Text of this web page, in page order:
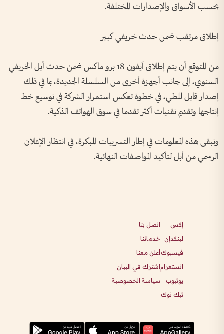
بحسب الأسواق والإصدارات المختلفة.
إطلاق مرتقب ضمن حدث خريفي كبير
من المتوقع أن يتم إطلاق آيفون 18 برو ماكس ضمن حدث أبل الخريفي
السنوي، إلى جانب أجهزة أخرى من السلسلة الجديدة، بما في ذلك
إصدار قابل للطي، في خطوة تعكس استمرار الشركة في توسيع خط
إنتاجها وتقديم تقنيات أكثر تقدما في سوق الهواتف الذكية.
وتبقى هذه المعلومات في إطار التسريبات المبكرة، في انتظار الإعلان
الرسمي من أبل لتأكيد المواصفات النهائية.
إكس
لينكدإن
فيسبوك
انستغرام
يوتيوب
تيك توك
اتصل بنا
خدماتنا
أعلن معنا
اشترك في البيان
سياسة الخصوصية